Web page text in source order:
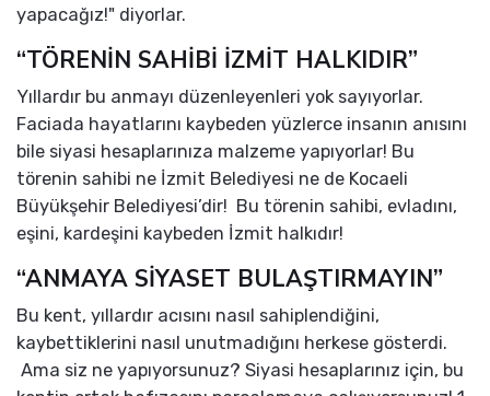
yapacağız!" diyorlar.
“TÖRENİN SAHİBİ İZMİT HALKIDIR”
Yıllardır bu anmayı düzenleyenleri yok sayıyorlar.
Faciada hayatlarını kaybeden yüzlerce insanın anısını
bile siyasi hesaplarınıza malzeme yapıyorlar! Bu
törenin sahibi ne İzmit Belediyesi ne de Kocaeli
Büyükşehir Belediyesi’dir! Bu törenin sahibi, evladını,
eşini, kardeşini kaybeden İzmit halkıdır!
“ANMAYA SİYASET BULAŞTIRMAYIN”
Bu kent, yıllardır acısını nasıl sahiplendiğini,
kaybettiklerini nasıl unutmadığını herkese gösterdi.
Ama siz ne yapıyorsunuz? Siyasi hesaplarınız için, bu